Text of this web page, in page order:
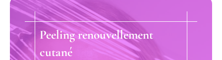
Peeling renouvellement
cutané